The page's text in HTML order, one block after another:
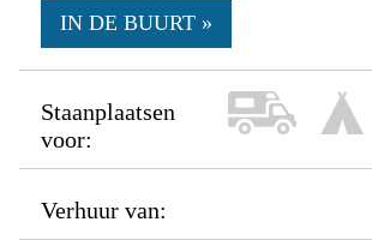
IN DE BUURT »
Staanplaatsen
voor:
Verhuur van: